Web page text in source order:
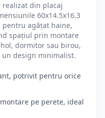
realizat din placaj
60x14.5x16.3
pentru agățat haine,
spațiul prin montare
dormitor sau birou,
design minimalist.
potrivit pentru orice
pe perete, ideal